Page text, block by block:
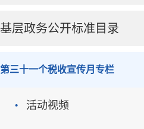
基层政务公开标准目录
第三十一个税收宣传月专栏
· 活动视频